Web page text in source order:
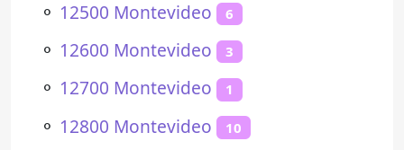
⚬ 12500 Montevideo 6
⚬ 12600 Montevideo 3
⚬ 12700 Montevideo 1
⚬ 12800 Montevideo 10